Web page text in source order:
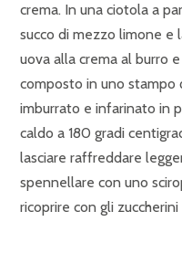
crema. In una ciotola a
succo di mezzo limone e
uova alla crema al burro
composto in uno stampo
imburrato e infarinato in
caldo a 180 gradi
lasciare raffreddare
spennellare con uno
ricoprire con gli